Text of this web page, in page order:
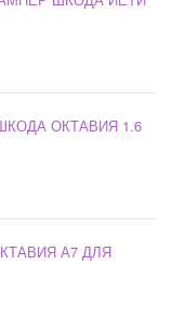
ОКТАВИЯ 1.6
А7 ДЛЯ